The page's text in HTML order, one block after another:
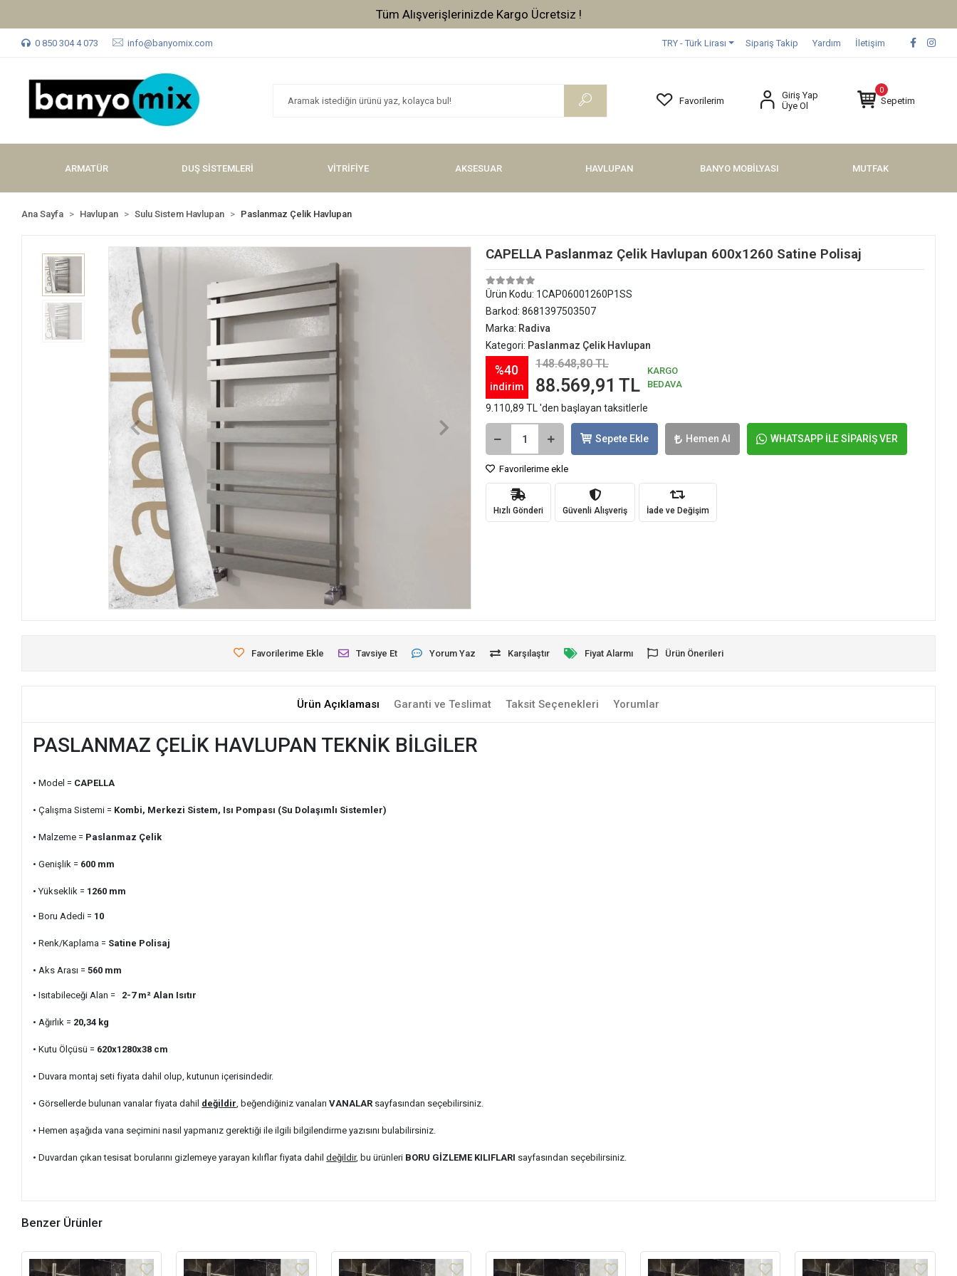
Tüm Alışverişlerinizde Kargo Ücretsiz !
0 850 304 4 073 info@banyomix.com TRY - Türk Lirası Sipariş Takip Yardım İletişim
Favorilerim
Giriş Yap
Üye Ol
0
Sepetim
ARMATÜR DUŞ SİSTEMLERİ VİTRİFİYE AKSESUAR HAVLUPAN BANYO MOBİLYASI MUTFAK
Ana Sayfa Havlupan Sulu Sistem Havlupan Paslanmaz Çelik Havlupan
CAPELLA Paslanmaz Çelik Havlupan 600x1260 Satine Polisaj
Ürün Kodu: 1CAP06001260P1SS
Barkod: 8681397503507
Marka: Radiva
Kategori: Paslanmaz Çelik Havlupan
%40
indirim
148.648,80 TL
88.569,91 TL
KARGO
BEDAVA
9.110,89 TL 'den başlayan taksitlerle
Sepete Ekle Hemen Al WHATSAPP İLE SİPARİŞ VER
Favorilerime ekle
Hızlı Gönderi Güvenli Alışveriş İade ve Değişim
Favorilerime Ekle Tavsiye Et Yorum Yaz Karşılaştır Fiyat Alarmı Ürün Önerileri
Ürün Açıklaması Garanti ve Teslimat Taksit Seçenekleri Yorumlar
PASLANMAZ ÇELİK HAVLUPAN TEKNİK BİLGİLER
• Model = CAPELLA
• Çalışma Sistemi = Kombi, Merkezi Sistem, Isı Pompası (Su Dolaşımlı Sistemler)
• Malzeme = Paslanmaz Çelik
• Genişlik = 600 mm
• Yükseklik = 1260 mm
• Boru Adedi = 10
• Renk/Kaplama = Satine Polisaj
• Aks Arası =560 mm
• Isıtabileceği Alan = 2-7 m² Alan Isıtır
• Ağırlık = 20,34 kg
• Kutu Ölçüsü = 620x1280x38 cm
• Duvara montaj seti fiyata dahil olup, kutunun içerisindedir.
• Görsellerde bulunan vanalar fiyata dahil değildir , beğendiğiniz vanalarıVANALAR sayfasından seçebilirsiniz.
• Hemen aşağıda vana seçimini nasıl yapmanız gerektiği ile ilgili bilgilendirme yazısını bulabilirsiniz.
• Duvardan çıkan tesisat borularını gizlemeye yarayan kılıflar fiyata dahildeğildir, bu ürünleri BORU GİZLEME KILIFLARI sayfasından seçebilirsiniz.
Benzer Ürünler